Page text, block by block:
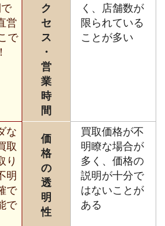
営
で
ク
セ
ス
・
営
業
時
間
く、店舗数が
限られている
ことが多い
な
取
り
明
で
で
価
格
の
透
明
性
買取価格が不
明瞭な場合が
多く、価格の
説明が十分で
はないことが
ある